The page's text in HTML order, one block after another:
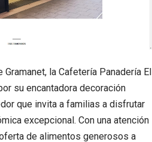
la Cafetería Panadería El
su encantadora decoración
que invita a familias a disfrutar
excepcional. Con una atención
de alimentos generosos a